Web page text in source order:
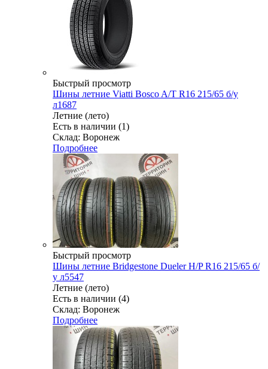
Быстрый просмотр
Шины летние Viatti Bosco A/T R16 215/65 б/у
л1687
Летние (лето)
Есть в наличии (1)
Склад: Воронеж
Подробнее
Быстрый просмотр
Шины летние Bridgestone Dueler H/P R16 215/65 б/
у л5547
Летние (лето)
Есть в наличии (4)
Склад: Воронеж
Подробнее